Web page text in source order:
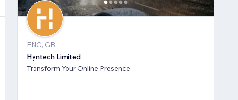
ENG, GB
Hyntech Limited
Transform Your Online Presence